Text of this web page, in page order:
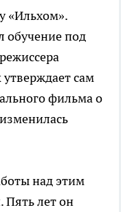
«Ильхом».
обучение под
сам
фильма о
над этим
Пять лет он